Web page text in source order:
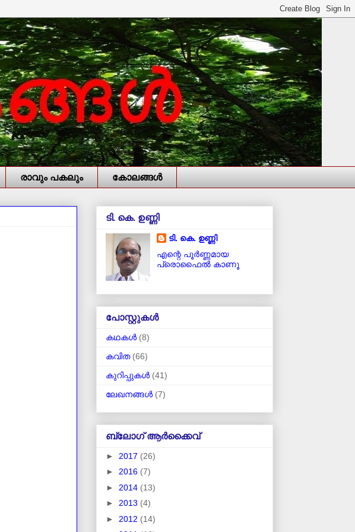
രാവും പകലും കോലങ്ങള്‍
ടി. കെ. ഉണ്ണി
ടി. കെ. ഉണ്ണി
എന്റെ പൂര്‍ണ്ണമായ
പ്രൊഫൈൽ കാണൂ
പോസ്റ്റുകള്‍
കഥകള്‍ (8)
കവിത (66)
കുറിപ്പുകള്‍ (41)
ലേഖനങ്ങള്‍ (7)
ബ്ലോഗ് ആര്‍ക്കൈവ്
► 2017 (26)
► 2016 (7)
► 2014 (13)
► 2013 (4)
► 2012 (14)